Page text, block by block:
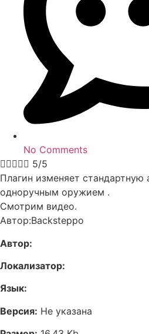
No Comments
 5/5
Плагин изменяет стандартную
одноручным оружием .
Смотрим видео.
Автор:Backsteppo
Автор:
Локализатор:
Язык:
Версия: Не указана